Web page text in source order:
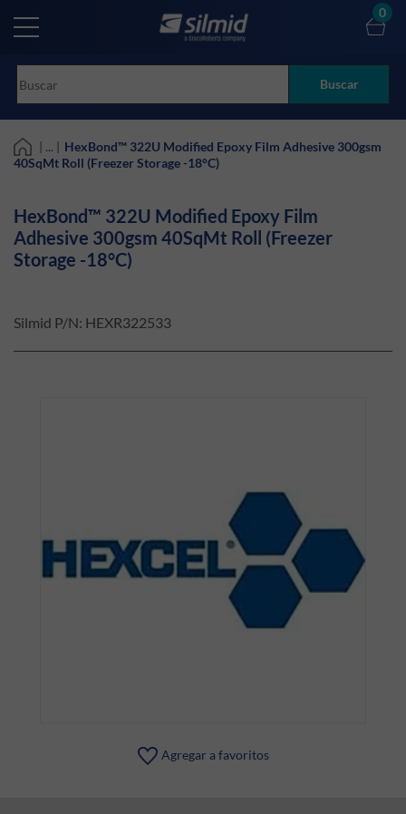
main
Buscar
0
| ... | HexBond™ 322U Modified Epoxy Film Adhesive 300gsm
40SqMt Roll (Freezer Storage -18°C)
HexBond™ 322U Modified Epoxy Film
Adhesive 300gsm 40SqMt Roll (Freezer
Storage -18°C)
Silmid P/N: HEXR322533
Agregar a favoritos